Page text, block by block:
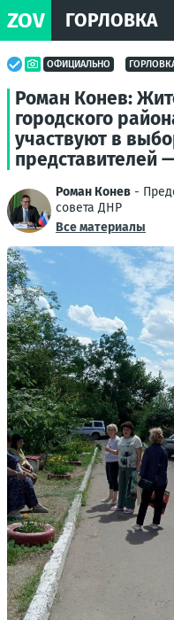
ZOV ГОРЛОВКА
ОФИЦИАЛЬНО
Роман Конев:
городского
участвуют в
представителей
Роман Конев -
совета ДНР
Все материалы